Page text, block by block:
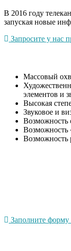
В 2016 году
запуская новые
Запросите у нас
Массовый
элементов и
Высокая
Звуковое и
Возможность
Возможность
Возможность
Заполните форму